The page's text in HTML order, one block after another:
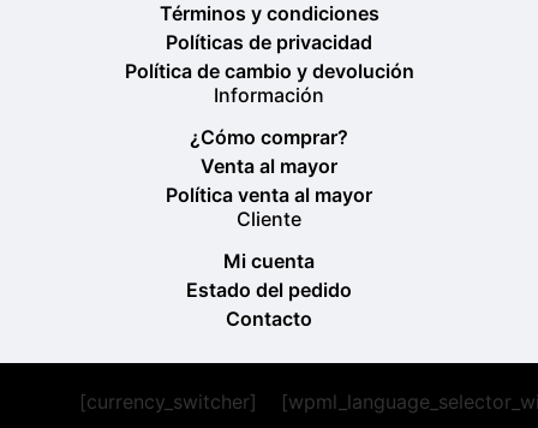
Términos y condiciones
Políticas de privacidad
Política de cambio y devolución
Información
¿Cómo comprar?
Venta al mayor
Política venta al mayor
Cliente
Mi cuenta
Estado del pedido
Contacto
[currency_switcher]